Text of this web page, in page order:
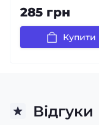
285 грн
Купити
Відгуки